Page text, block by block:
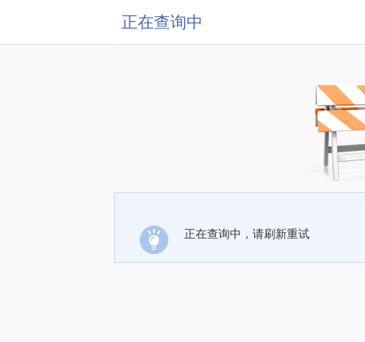
正在查询中
正在查询中，请刷新重试